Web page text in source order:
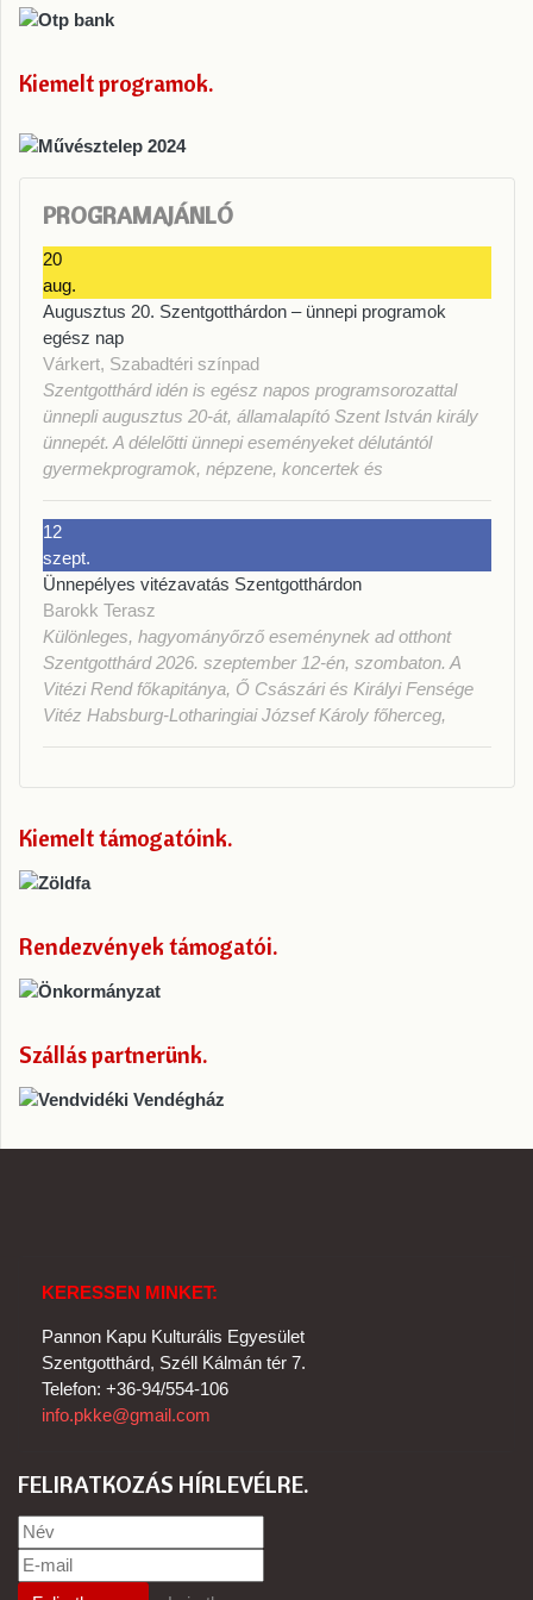
Kiemelt programok
PROGRAMAJÁNLÓ
20
aug.
Augusztus 20. Szentgotthárdon – ünnepi programok
egész nap
Várkert, Szabadtéri színpad
Szentgotthárd idén is egész napos programsorozattal
ünnepli augusztus 20-át, államalapító Szent István király
ünnepét. A délelőtti ünnepi eseményeket délutántól
gyermekprogramok, népzene, koncertek és
12
szept.
Ünnepélyes vitézavatás Szentgotthárdon
Barokk Terasz
Különleges, hagyományőrző eseménynek ad otthont
Szentgotthárd 2026. szeptember 12-én, szombaton. A
Vitézi Rend főkapitánya, Ő Császári és Királyi Fensége
Vitéz Habsburg-Lotharingiai József Károly főherceg,
Kiemelt támogatóink
Rendezvények támogatói
Szállás partnerünk
KERESSEN MINKET:
Pannon Kapu Kulturális Egyesület
Szentgotthárd, Széll Kálmán tér 7.
Telefon: +36-94/554-106
info.pkke@gmail.com
FELIRATKOZÁS HÍRLEVÉLRE